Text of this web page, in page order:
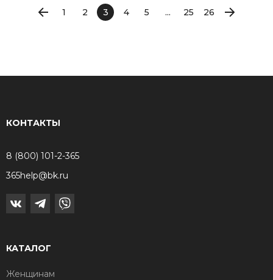
1 2 3 4 5 ... 25 26
КОНТАКТЫ
8 (800) 101-2-365
365help@bk.ru
КАТАЛОГ
Женщинам